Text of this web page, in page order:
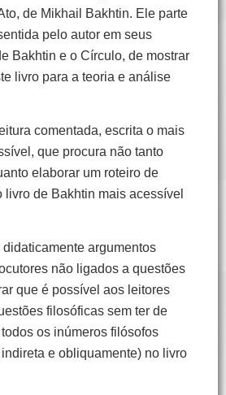
de Mikhail Bakhtin. Ele parte
pelo autor em seus
Bakhtin e o Círculo, de mostrar
livro para a teoria e análise
comentada, escrita o mais
que procura não tanto
elaborar um roteiro de
livro de Bakhtin mais acessível
argumentos
não ligados a questões
que é possível aos leitores
filosóficas sem ter de
os inúmeros filósofos
e obliquamente) no livro